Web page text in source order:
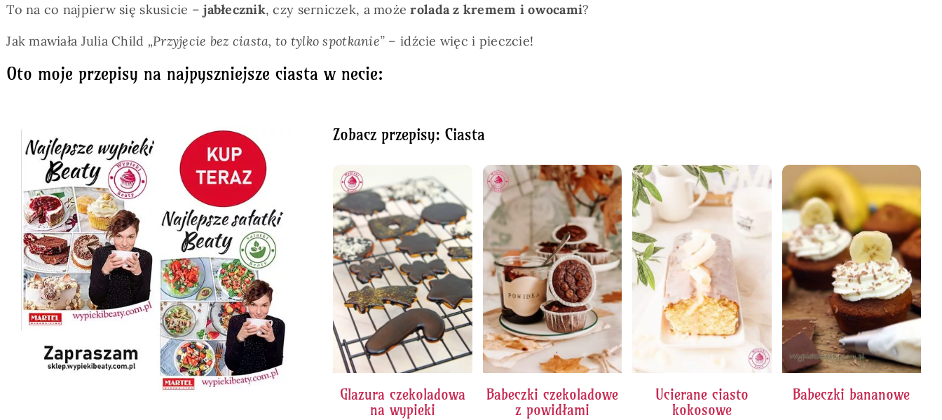
To na co najpierw się skusicie – jabłecznik, czy serniczek, a możerolada z kremem i owocami?
Jak mawiała Julia Child „Przyjęcie bez ciasta, to tylko spotkanie” – idźcie więc i pieczcie!
Oto moje przepisy na najpyszniejsze ciasta w necie:
Zobacz przepisy: Ciasta
Glazura czekoladowa
na wypieki
Babeczki czekoladowe
z powidłami
Ucierane ciasto
kokosowe
Babeczki bananowe